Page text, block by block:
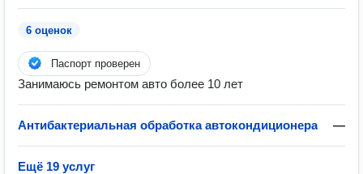
6 оценок
Паспорт проверен
Занимаюсь ремонтом авто более 10 лет
Антибактериальная обработка автокондиционера —
Ещё 19 услуг